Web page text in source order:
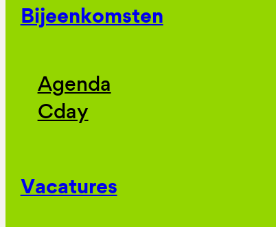
Bijeenkomsten
Agenda
Cday
Vacatures